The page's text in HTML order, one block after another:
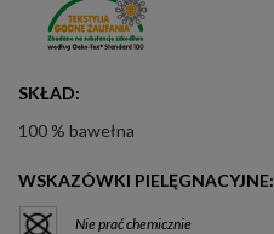
SKŁAD:
100 % bawełna
WSKAZÓWKI PIELĘGNACYJNE:
Nie prać chemicznie